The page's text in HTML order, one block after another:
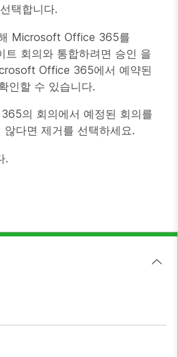
택합니다.
Microsoft Office 365를
트 회의와 통합하려면 승인 을
Office 365에서 예약된
인할 수 있습니다.
의 회의에서 예정된 회의를
않다면 제거를 선택하세요.
.